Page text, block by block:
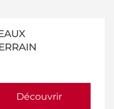
Découvrir